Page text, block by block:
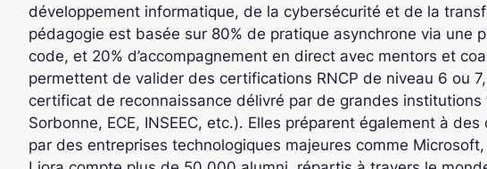
développement informatique, de la cybersécurité et de la
pédagogie est basée sur 80% de pratique asynchrone via une
code, et 20% d’accompagnement en direct avec mentors et
permettent de valider des certifications RNCP de niveau 6 ou
certificat de reconnaissance délivré par de grandes institutions
Sorbonne, ECE, INSEEC, etc.). Elles préparent également à
par des entreprises technologiques majeures comme